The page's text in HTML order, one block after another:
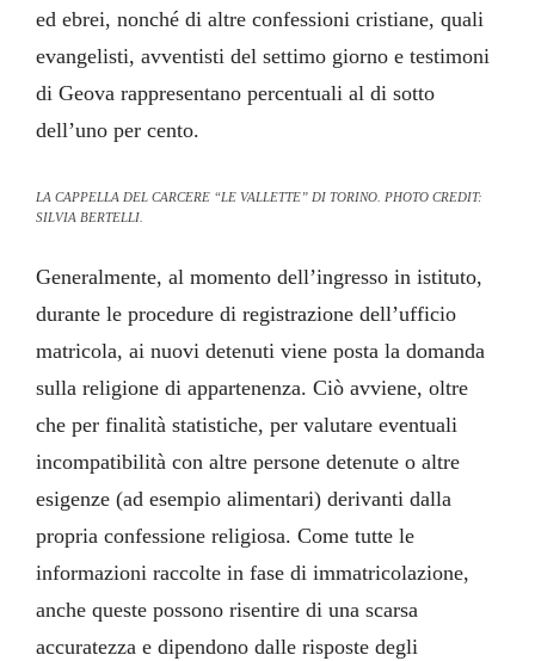
ed ebrei, nonché di altre confessioni cristiane, quali
evangelisti, avventisti del settimo giorno e testimoni
di Geova rappresentano percentuali al di sotto
dell’uno per cento.
LA CAPPELLA DEL CARCERE “LE VALLETTE” DI TORINO. PHOTO CREDIT:
SILVIA BERTELLI.
Generalmente, al momento dell’ingresso in istituto,
durante le procedure di registrazione dell’ufficio
matricola, ai nuovi detenuti viene posta la domanda
sulla religione di appartenenza. Ciò avviene, oltre
che per finalità statistiche, per valutare eventuali
incompatibilità con altre persone detenute o altre
esigenze (ad esempio alimentari) derivanti dalla
propria confessione religiosa. Come tutte le
informazioni raccolte in fase di immatricolazione,
anche queste possono risentire di una scarsa
accuratezza e dipendono dalle risposte degli